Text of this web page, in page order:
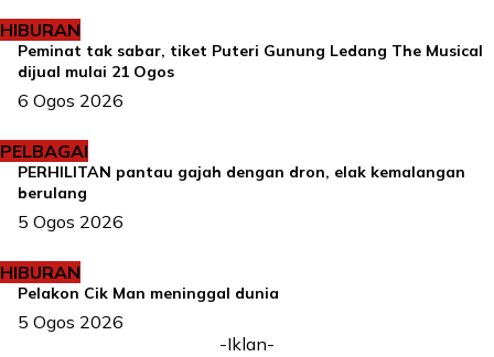
HIBURAN
Peminat tak sabar, tiket Puteri Gunung Ledang The Musical
dijual mulai 21 Ogos
6 Ogos 2026
PELBAGAI
PERHILITAN pantau gajah dengan dron, elak kemalangan
berulang
5 Ogos 2026
HIBURAN
Pelakon Cik Man meninggal dunia
5 Ogos 2026
-Iklan-